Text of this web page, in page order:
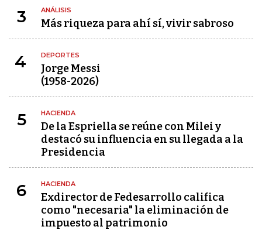
3 ANÁLISIS
Más riqueza para ahí sí, vivir sabroso
4 DEPORTES
Jorge Messi
(1958-2026)
5 HACIENDA
De la Espriella se reúne con Milei y
destacó su influencia en su llegada a la
Presidencia
6 HACIENDA
Exdirector de Fedesarrollo califica
como "necesaria" la eliminación de
impuesto al patrimonio